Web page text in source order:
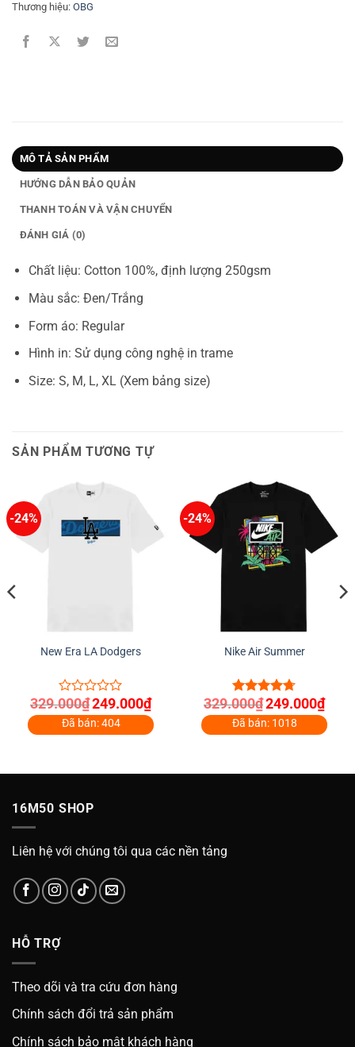
Thương hiệu: OBG
MÔ TẢ SẢN PHẨM
HƯỚNG DẪN BẢO QUẢN
THANH TOÁN VÀ VẬN CHUYỂN
ĐÁNH GIÁ (0)
Chất liệu: Cotton 100%, định lượng 250gsm
Màu sắc: Đen/Trắng
Form áo: Regular
Hình in: Sử dụng công nghệ in trame
Size: S, M, L, XL (Xem bảng size)
SẢN PHẨM TƯƠNG TỰ
-24%
New Era LA Dodgers
0
out
of
329.000₫Giá
gốc
là:
329.000₫.
249.000₫Giá
hiện
tại
là:
Đã bán: 404
-24%
Nike Air Summer
4.70out
of 5
329.000₫Giá
gốc
là:
329.000₫.
249.000₫Giá
hiện
tại
là:
Đã bán: 1018
16M50 SHOP
Liên hệ với chúng tôi qua các nền tảng
HỖ TRỢ
Theo dõi và tra cứu đơn hàng
Chính sách đổi trả sản phẩm
Chính sách bảo mật khách hàng